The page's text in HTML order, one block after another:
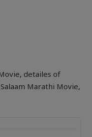
, detailes of
Marathi Movie,